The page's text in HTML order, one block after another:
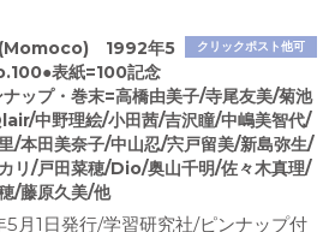
クリックポスト他可
(Momoco) 1992年5
表紙=100記念
ップ・巻末=高橋由美子/寺尾友美/菊池
中野理絵/小田茜/吉沢瞳/中嶋美智代/
/本田美奈子/中山忍/宍戸留美/新島弥生/
リ/戸田菜穂/Dio/奥山千明/佐々木真理/
/藤原久美/他
5月1日発行/学習研究社/ピンナップ付